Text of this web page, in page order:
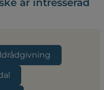
är intresserad